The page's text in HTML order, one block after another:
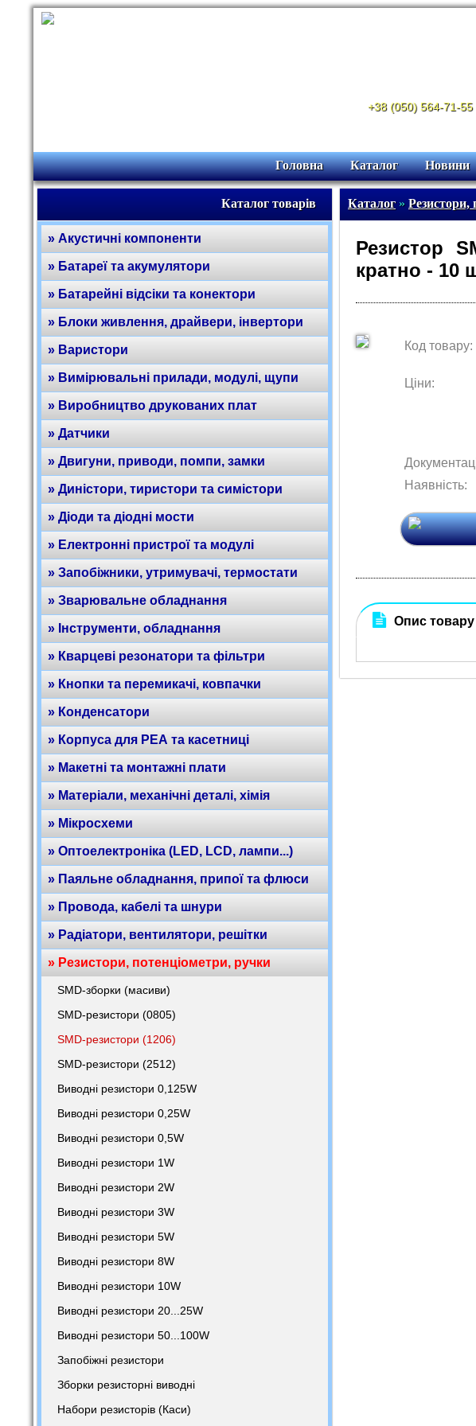
+38 (050) 564-71-55
Головна Каталог Новини
Каталог товарів
» Акустичні компоненти
» Батареї та акумулятори
» Батарейні відсіки та конектори
» Блоки живлення, драйвери, інвертори
» Варистори
» Вимірювальні прилади, модулі, щупи
» Виробництво друкованих плат
» Датчики
» Двигуни, приводи, помпи, замки
» Диністори, тиристори та симістори
» Діоди та діодні мости
» Електронні пристрої та модулі
» Запобіжники, утримувачі, термостати
» Зварювальне обладнання
» Інструменти, обладнання
» Кварцеві резонатори та фільтри
» Кнопки та перемикачі, ковпачки
» Конденсатори
» Корпуса для РЕА та касетниці
» Макетні та монтажні плати
» Матеріали, механічні деталі, хімія
» Мікросхеми
» Оптоелектроніка (LED, LCD, лампи...)
» Паяльне обладнання, припої та флюси
» Провода, кабелі та шнури
» Радіатори, вентилятори, решітки
» Резистори, потенціометри, ручки
SMD-зборки (масиви)
SMD-резистори (0805)
SMD-резистори (1206)
SMD-резистори (2512)
Виводні резистори 0,125W
Виводні резистори 0,25W
Виводні резистори 0,5W
Виводні резистори 1W
Виводні резистори 2W
Виводні резистори 3W
Виводні резистори 5W
Виводні резистори 8W
Виводні резистори 10W
Виводні резистори 20...25W
Виводні резистори 50...100W
Запобіжні резистори
Зборки резисторні виводні
Набори резисторів (Каси)
Каталог» Резистори,
Резистор
кратно - 10
Код товару:
Ціни:
Наявність:
Опис товару